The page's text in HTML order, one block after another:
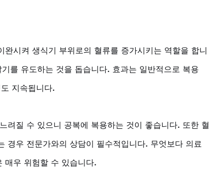
시켜 생식기 부위로의 혈류를 증가시키는 역할을 합니
를 유도하는 것을 돕습니다. 효과는 일반적으로 복용
지속됩니다.
려질 수 있으니 공복에 복용하는 것이 좋습니다. 또한 혈
경우 전문가와의 상담이 필수적입니다. 무엇보다 의료
매우 위험할 수 있습니다.